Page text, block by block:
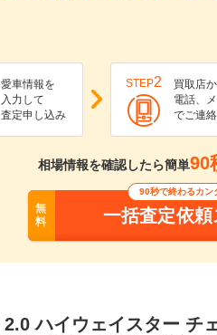
愛車情報を
入力して
査定申し込み
STEP2
買取店
電話、
でご連絡
相場情報を確認したら簡単90
無
料
90秒で終わるカン
一括査定依頼
ハイウェイスター チ